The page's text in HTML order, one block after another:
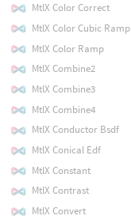
MtlX Color Correct
MtlX Color Cubic Ramp
MtlX Color Ramp
MtlX Combine2
MtlX Combine3
MtlX Combine4
MtlX Conductor Bsdf
MtlX Conical Edf
MtlX Constant
MtlX Contrast
MtlX Convert